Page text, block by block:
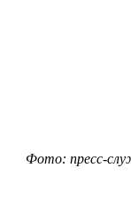
Фото: пресс-